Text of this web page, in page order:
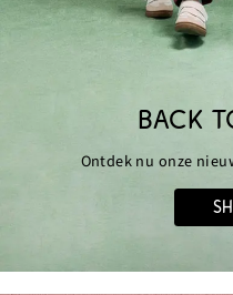
BACK
Ontdek nu onze